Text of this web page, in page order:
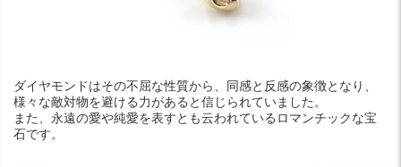
ダイヤモンドはその不屈な性質から、同感と反感の象徴となり、
様々な敵対物を避ける力があると信じられていました。
また、永遠の愛や純愛を表すとも云われているロマンチックな宝
石です。